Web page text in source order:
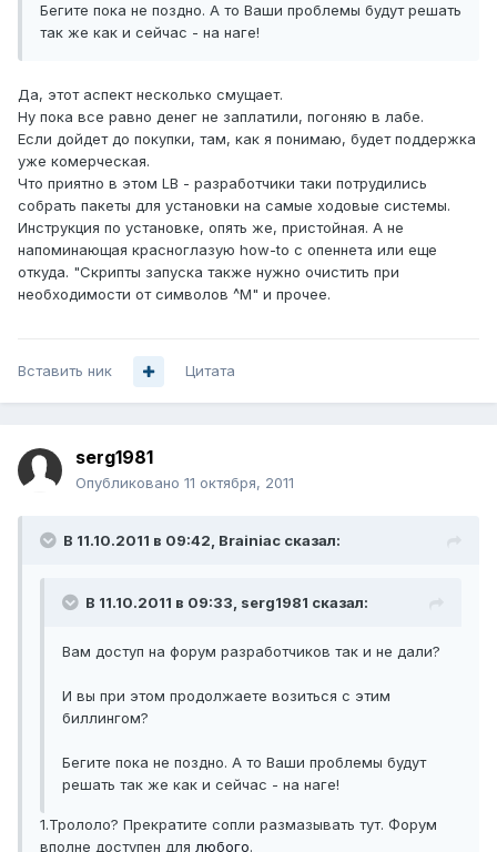
Бегите пока не поздно. А то Ваши проблемы будут решать
так же как и сейчас - на наге!
Да, этот аспект несколько смущает.
Ну пока все равно денег не заплатили, погоняю в лабе.
Если дойдет до покупки, там, как я понимаю, будет поддержка
уже комерческая.
Что приятно в этом LB - разработчики таки потрудились
собрать пакеты для установки на самые ходовые системы.
Инструкция по установке, опять же, пристойная. А не
напоминающая красноглазую how-to с опеннета или еще
откуда. "Скрипты запуска также нужно очистить при
необходимости от символов ^M" и прочее.
Вставить ник Цитата
serg1981
Опубликовано 11 октября, 2011
В 11.10.2011 в 09:42, Brainiac сказал:
В 11.10.2011 в 09:33, serg1981 сказал:
Вам доступ на форум разработчиков так и не дали?
И вы при этом продолжаете возиться с этим
биллингом?
Бегите пока не поздно. А то Ваши проблемы будут
решать так же как и сейчас - на наге!
1.Трололо? Прекратите сопли размазывать тут. Форум
вполне доступен для любого.